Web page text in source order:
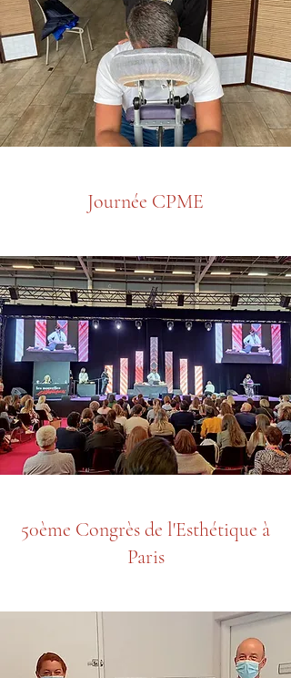
Journée CPME
50ème Congrès de l'Esthétique à
Paris